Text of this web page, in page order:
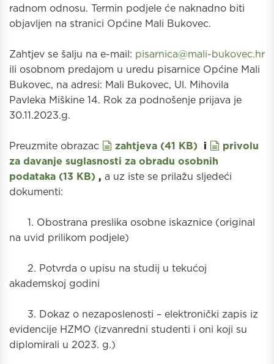
radnom odnosu. Termin podjele će naknadno biti
objavljen na stranici Općine Mali Bukovec.
Zahtjev se šalju na e-mail: pisarnica@mali-bukovec.hr
ili osobnom predajom u uredu pisarnice Općine Mali
Bukovec, na adresi: Mali Bukovec, Ul. Mihovila
Pavleka Miškine 14. Rok za podnošenje prijava je
30.11.2023.g.
Preuzmite obrazac document
zahtjeva (41 KB) i document
privolu
za davanje suglasnosti za obradu osobnih
podataka (13 KB) , a uz iste se prilažu sljedeći
dokumenti:
1. Obostrana preslika osobne iskaznice (original
na uvid prilikom podjele)
2. Potvrda o upisu na studij u tekućoj
akademskoj godini
3. Dokaz o nezaposlenosti – elektronički zapis iz
evidencije HZMO (izvanredni studenti i oni koji su
diplomirali u 2023. g.)